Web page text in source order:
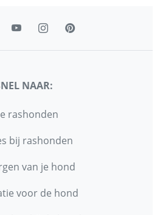
NAAR:
rashonden
bij rashonden
van je hond
voor de hond